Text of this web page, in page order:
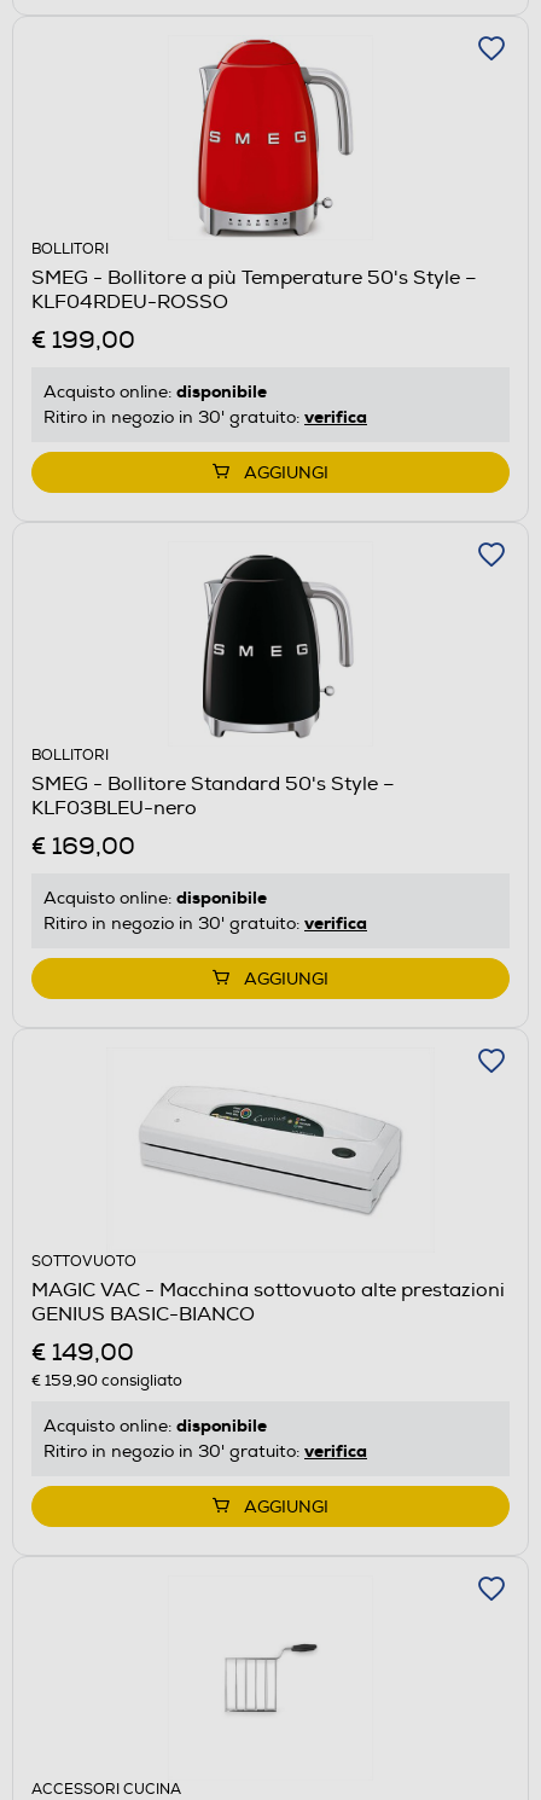
BOLLITORI
SMEG - Bollitore a più Temperature 50's Style –
KLF04RDEU-ROSSO
€ 199,00
Acquisto online: disponibile
Ritiro in negozio in 30' gratuito: verifica
AGGIUNGI
BOLLITORI
SMEG - Bollitore Standard 50's Style –
KLF03BLEU-nero
€ 169,00
Acquisto online: disponibile
Ritiro in negozio in 30' gratuito: verifica
AGGIUNGI
SOTTOVUOTO
MAGIC VAC - Macchina sottovuoto alte prestazioni
GENIUS BASIC-BIANCO
€ 149,00
€ 159,90consigliato
Acquisto online: disponibile
Ritiro in negozio in 30' gratuito: verifica
AGGIUNGI
ACCESSORI CUCINA